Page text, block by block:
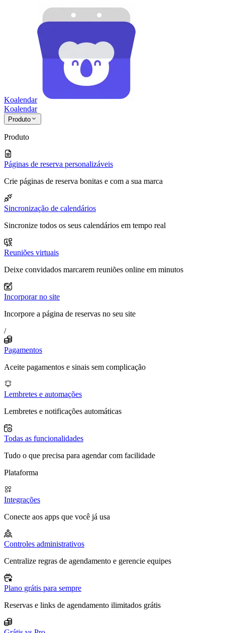
Koalendar
Koalendar
Produto
Produto
Páginas de reserva personalizáveis
Crie páginas de reserva bonitas e com a sua marca
Sincronização de calendários
Sincronize todos os seus calendários em tempo real
Reuniões virtuais
Deixe convidados marcarem reuniões online em minutos
Incorporar no site
Incorpore a página de reservas no seu site
/
Pagamentos
Aceite pagamentos e sinais sem complicação
Lembretes e automações
Lembretes e notificações automáticas
Todas as funcionalidades
Tudo o que precisa para agendar com facilidade
Plataforma
Integrações
Conecte aos apps que você já usa
Controles administrativos
Centralize regras de agendamento e gerencie equipes
Plano grátis para sempre
Reservas e links de agendamento ilimitados grátis